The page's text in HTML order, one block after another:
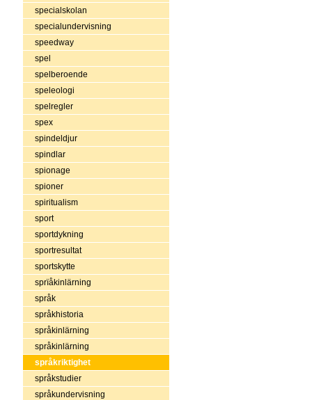
specialskolan
specialundervisning
speedway
spel
spelberoende
speleologi
spelregler
spex
spindeldjur
spindlar
spionage
spioner
spiritualism
sport
sportdykning
sportresultat
sportskytte
sprïåkinlärning
språk
språkhistoria
språkinlärning
språkinlärning
språkriktighet
språkstudier
språkundervisning